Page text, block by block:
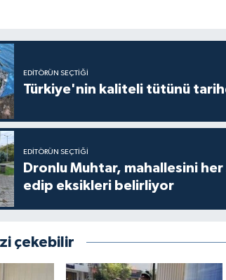
EDITÖRÜN SEÇTIĞI
Türkiye'nin kaliteli tütünü
EDITÖRÜN SEÇTIĞI
Dronlu Muhtar, mahallesini
edip eksikleri belirliyor
çekebilir